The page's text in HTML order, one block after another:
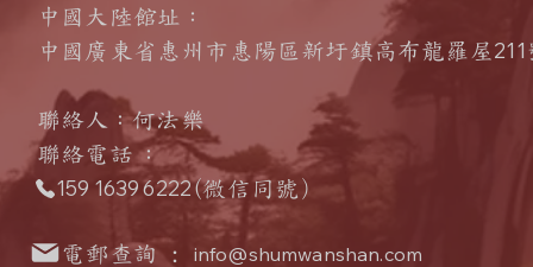
中國大陸館址：
中國廣東省惠州市惠陽區新圩鎮高布龍羅屋 211
聯絡人 ：何法樂
​聯絡電話 ：
159 1639 6222(微信同號 ）
電郵查詢 : info@shumwanshan.com